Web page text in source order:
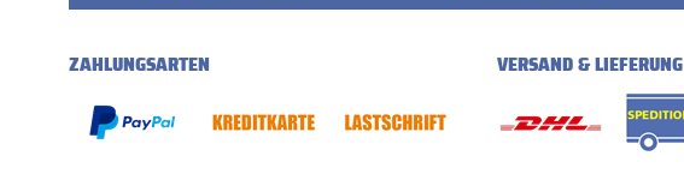
ZAHLUNGSARTEN VERSAND & LIEFERUNG